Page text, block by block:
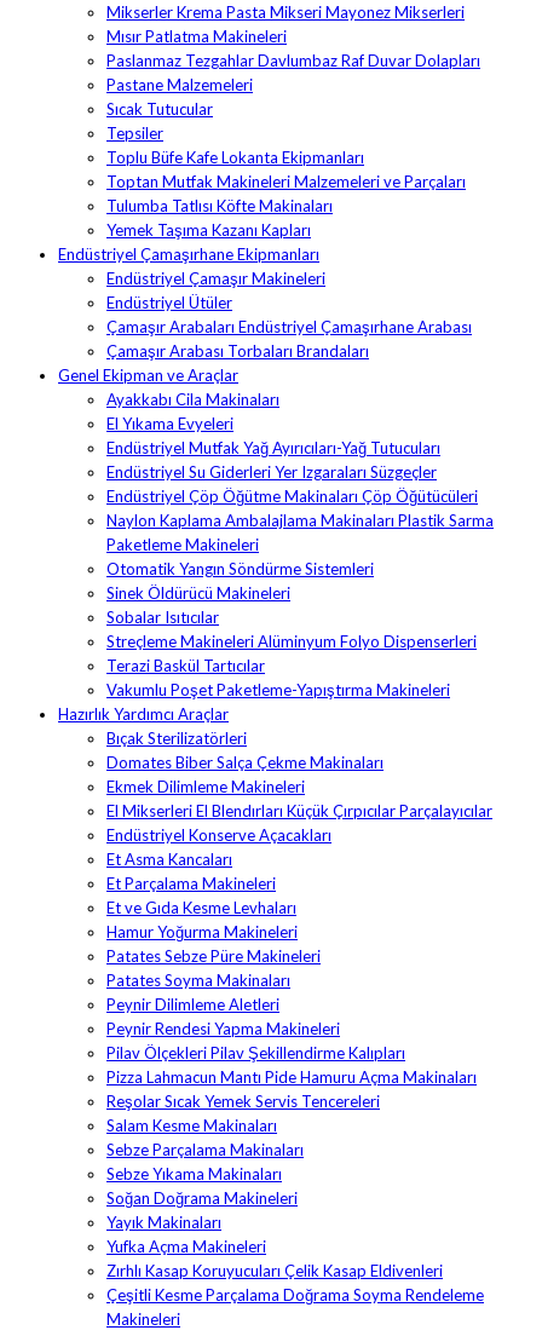
Mikserler Krema Pasta Mikseri Mayonez Mikserleri
Mısır Patlatma Makineleri
Paslanmaz Tezgahlar Davlumbaz Raf Duvar Dolapları
Pastane Malzemeleri
Sıcak Tutucular
Tepsiler
Toplu Büfe Kafe Lokanta Ekipmanları
Toptan Mutfak Makineleri Malzemeleri ve Parçaları
Tulumba Tatlısı Köfte Makinaları
Yemek Taşıma Kazanı Kapları
Endüstriyel Çamaşırhane Ekipmanları
Endüstriyel Çamaşır Makineleri
Endüstriyel Ütüler
Çamaşır Arabaları Endüstriyel Çamaşırhane Arabası
Çamaşır Arabası Torbaları Brandaları
Genel Ekipman ve Araçlar
Ayakkabı Cila Makinaları
El Yıkama Evyeleri
Endüstriyel Mutfak Yağ Ayırıcıları-Yağ Tutucuları
Endüstriyel Su Giderleri Yer Izgaraları Süzgeçler
Endüstriyel Çöp Öğütme Makinaları Çöp Öğütücüleri
Naylon Kaplama Ambalajlama Makinaları Plastik Sarma
Paketleme Makineleri
Otomatik Yangın Söndürme Sistemleri
Sinek Öldürücü Makineleri
Sobalar Isıtıcılar
Streçleme Makineleri Alüminyum Folyo Dispenserleri
Terazi Baskül Tartıcılar
Vakumlu Poşet Paketleme-Yapıştırma Makineleri
Hazırlık Yardımcı Araçlar
Bıçak Sterilizatörleri
Domates Biber Salça Çekme Makinaları
Ekmek Dilimleme Makineleri
El Mikserleri El Blendırları Küçük Çırpıcılar Parçalayıcılar
Endüstriyel Konserve Açacakları
Et Asma Kancaları
Et Parçalama Makineleri
Et ve Gıda Kesme Levhaları
Hamur Yoğurma Makineleri
Patates Sebze Püre Makineleri
Patates Soyma Makinaları
Peynir Dilimleme Aletleri
Peynir Rendesi Yapma Makineleri
Pilav Ölçekleri Pilav Şekillendirme Kalıpları
Pizza Lahmacun Mantı Pide Hamuru Açma Makinaları
Reşolar Sıcak Yemek Servis Tencereleri
Salam Kesme Makinaları
Sebze Parçalama Makinaları
Sebze Yıkama Makinaları
Soğan Doğrama Makineleri
Yayık Makinaları
Yufka Açma Makineleri
Zırhlı Kasap Koruyucuları Çelik Kasap Eldivenleri
Çeşitli Kesme Parçalama Doğrama Soyma Rendeleme
Makineleri